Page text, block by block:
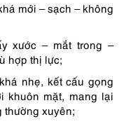
mới – sạch – không
xước – mắt trong –
hợp thị lực;
nhẹ, kết cấu gọng
khuôn mặt, mang lại
thường xuyên;